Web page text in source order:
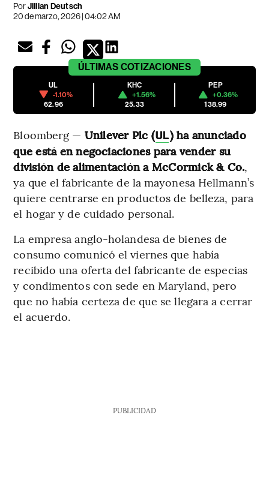
PorJillian Deutsch
20 de marzo, 2026 | 04:02 AM
ÚLTIMAS COTIZACIONES
UL
-1.10%
62.96
KHC
+1.56%
25.33
PEP
+0.36%
138.99
Bloomberg — Unilever Plc (UL) ha anunciado
que está en negociaciones para vender su
división de alimentación a McCormick & Co.,
ya que el fabricante de la mayonesa Hellmann’s
quiere centrarse en productos de belleza, para
el hogar y de cuidado personal.
La empresa anglo-holandesa de bienes de
consumo comunicó el viernes que había
recibido una oferta del fabricante de especias
y condimentos con sede en Maryland, pero
que no había certeza de que se llegara a cerrar
el acuerdo.
PUBLICIDAD